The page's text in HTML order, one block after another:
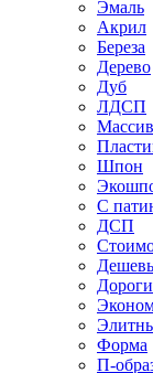
Эмаль
Акрил
Береза
Дерево
Дуб
ЛДСП
Массив
Шпон
С
ДСП
Форма
П-